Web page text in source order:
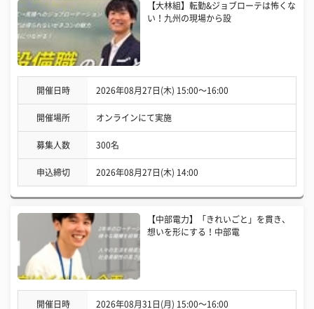
【大林組】転勤&ジョブローテは怖くな
い！九州の現場から設
開催日時 2026年08月27日(木) 15:00〜16:00
開催場所 オンラインにて実施
募集人数 300名
申込締切 2026年08月27日(木) 14:00
【中部電力】「きれいごと」を貫き、
想いを形にする！中部電
開催日時 2026年08月31日(月) 15:00〜16:00